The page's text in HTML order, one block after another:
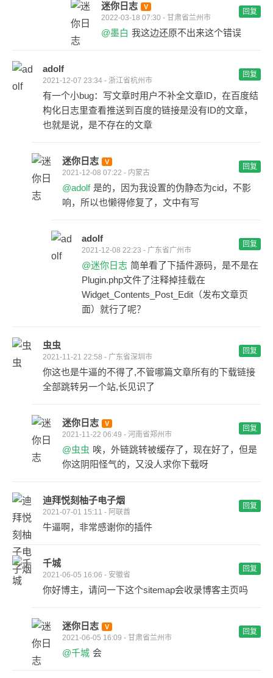
迷你日志
2022-03-18 07:30 - 甘肃省兰州市
回复
@墨白 我这边还原不出来这个错误
adolf
2021-12-07 23:34 - 浙江省杭州市
回复
有一个小bug：写文章时用户不补全文章ID，在百度结
构化日志里查看推送到百度的链接是没有ID的文章，
也就是说，是不存在的文章
迷你日志
2021-12-08 07:22 - 内蒙古
回复
@adolf 是的，因为我设置的伪静态为cid，不影
响，所以也懒得修复了，文中有写
adolf
2021-12-08 22:23 - 广东省广州市
回复
@迷你日志 简单看了下插件源码，是不是在
Plugin.php文件了注释掉挂载在
Widget_Contents_Post_Edit（发布文章页
面）就行了呢？
虫虫
2021-11-21 22:58 - 广东省深圳市
回复
你这也是牛逼的不得了,不管哪篇文章所有的下载链接
全部跳转另一个站,长见识了
迷你日志
2021-11-22 06:49 - 河南省郑州市
回复
@虫虫 唉，外链跳转被缓存了，现在好了，但是
你这阴阳怪气的，又没人求你下载呀
迪拜悦刻柚子电子烟
2021-07-01 15:11 - 阿联酋
回复
牛逼啊，非常感谢你的插件
千城
2021-06-05 16:06 - 安徽省
回复
你好博主，请问一下这个sitemap会收录博客主页吗
迷你日志
2021-06-05 16:09 - 甘肃省兰州市
回复
@千城 会